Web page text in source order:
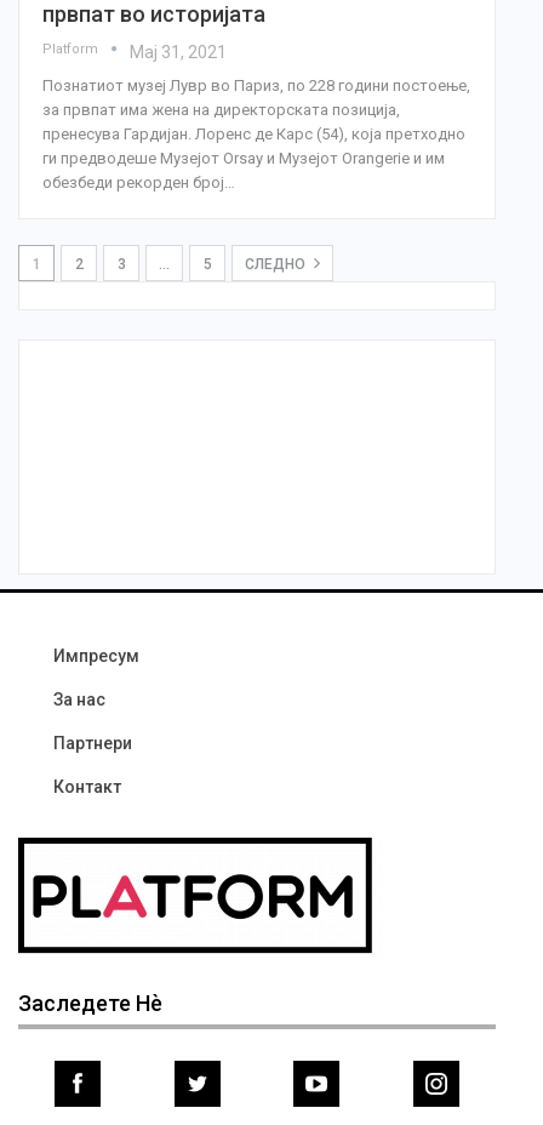
првпат во историјата
Platform Мај 31, 2021
Познатиот музеј Лувр во Париз, по 228 години постоење,
за првпат има жена на директорската позиција,
пренесува Гардијан. Лоренс де Карс (54), која претходно
ги предводеше Музејот Orsay и Музејот Orangerie и им
обезбеди рекорден број…
1 2 3 … 5 СЛЕДНО
Импресум
За нас
Партнери
Контакт
Заследете Нѐ